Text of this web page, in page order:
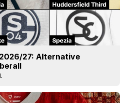
27: Alternative